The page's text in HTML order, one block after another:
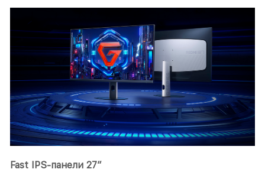
Fast IPS-панели 27″